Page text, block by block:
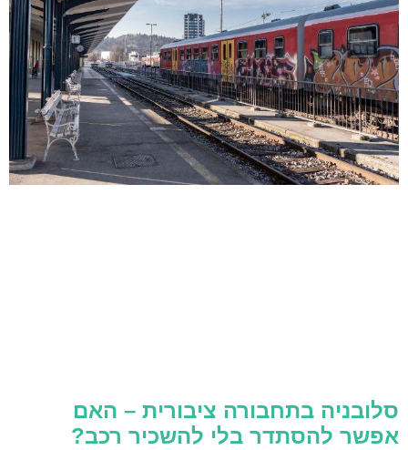
סלובניה בתחבורה ציבורית – האם
אפשר להסתדר בלי להשכיר רכב?